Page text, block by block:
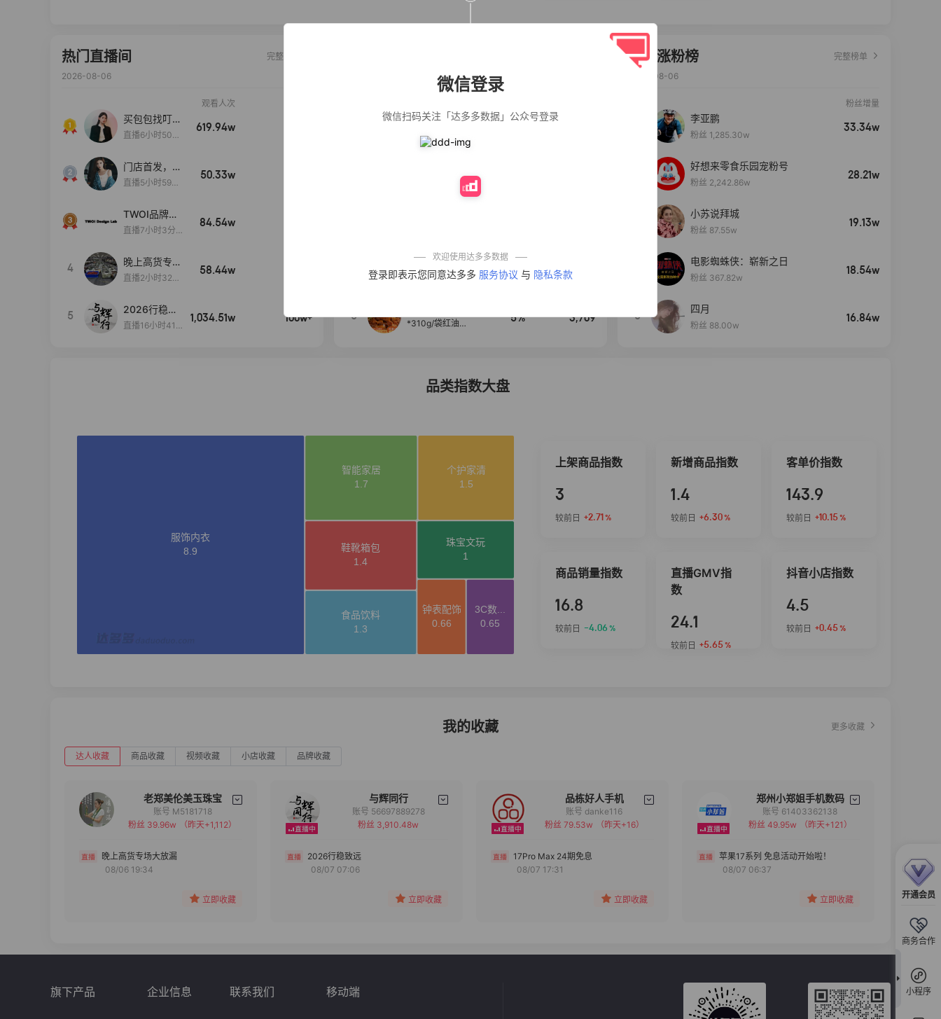
开通会员
商务合作
小程序
微信登录
微信扫码关注「达多多数据」公众号登录
欢迎使用达多多数据
登录即表示您同意达多多 服务协议 与 隐私条款
热门直播间
完整榜单
2026-08-06
观看人次
买包包找叮
当,一折购！
直播6小时50分
619.94w
门店首发，秋
款大上新！！
直播5小时59分
50.33w
TWOI品牌直
播间新款上
直播7小时3分5
84.54w
4
晚上高货专场
大放漏
直播2小时32分
58.44w
5
2026行稳致
远
直播16小时41
1,034.51w 100w+
【净浮生】油污
重油污去油王污
衣粉轻松搓洗去
污渍除菌除螨3倍
免煮开袋即食劲
艾草抽绳式免撕
垃圾袋大号特厚
50% 4,154
5
*310g/袋红油麻
5% 3,709
达人涨粉榜
完整榜单
2026-08-06
粉丝增量
李亚鹏
粉丝 1,285.30w
33.34w
好想来零食乐园宠粉号
粉丝 2,242.86w
28.21w
小苏说拜城
粉丝 87.55w
19.13w
电影蜘蛛侠：崭新之日
粉丝 367.82w
18.54w
5
四月
粉丝 88.00w
16.84w
品类指数大盘
上架商品指数
3
较前日 +2.71 %
新增商品指数
1.4
较前日 +6.30%
客单价指数
143.9
较前日 +10.15 %
商品销量指数
16.8
较前日 -4.06 %
直播GMV指
数
24.1
较前日 +5.65 %
抖音小店指数
4.5
较前日 +0.45 %
我的收藏 更多收藏
达人收藏 商品收藏 视频收藏 小店收藏 品牌收藏
老郑美伦美玉珠宝
备注
分组
账号 M5181718
粉丝 39.96w
（昨天+1,112）
晚上高货专场大放漏
08/06 19:34
立即收藏
与辉同行
备注
账号 56697889278
粉丝 3,910.48w
2026行稳致远
08/07 07:06
立即收藏
品栋好人手机
备注
分组
账号 danke116
粉丝 79.53w
（昨天+16）
17Pro Max 24期免息
08/07 17:31
立即收藏
郑州小郑姐手机数码
备注
分组
账号 61403362138
粉丝 49.95w
（昨天+121）
苹果17系列 免息活动开始啦！
08/07 06:37
立即收藏
旗下产品 企业信息 联系我们 移动端